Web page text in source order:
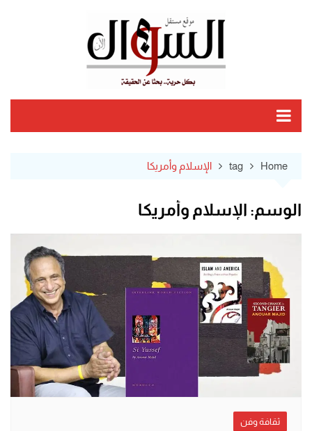
Home
tag الإسلام وأمريكا
الوسم: الإسلام وأمريكا
ثقافة وفن